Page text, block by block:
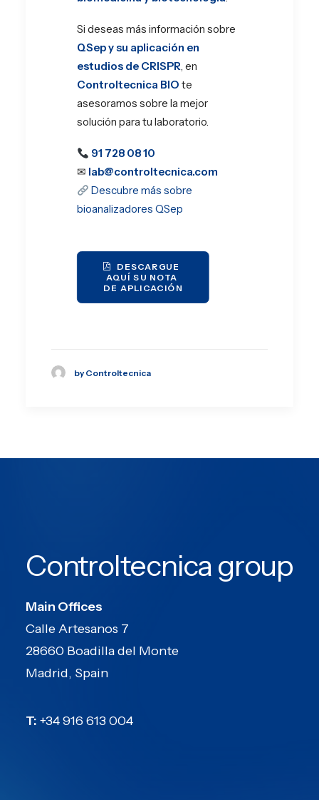
Si deseas más información sobre
QSep y su aplicación en
estudios de CRISPR, en
Controltecnica BIO te
asesoramos sobre la mejor
solución para tu laboratorio.
91 728 08 10
✉ lab@controltecnica.com
Descubre más sobre
bioanalizadores QSep
DESCARGUE
AQUÍ SU NOTA
DE APLICACIÓN
by Controltecnica
Controltecnica group
Main Offices
Calle Artesanos 7
28660 Boadilla del Monte
Madrid, Spain
T: +34 916 613 004